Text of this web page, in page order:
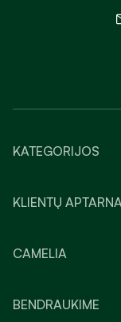
KATEGORIJOS
KLIENTŲ
CAMELIA
BENDRAUKIME